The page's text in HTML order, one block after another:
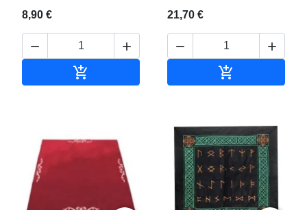
8,90 €
 

21,70 €
 
